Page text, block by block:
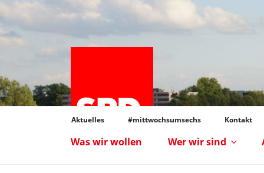
Zum
Inhalt
springen
ORTSVEREIN
Aktuelles #mittwochsumsechs Kontakt
Was wir wollen Wer wir sind